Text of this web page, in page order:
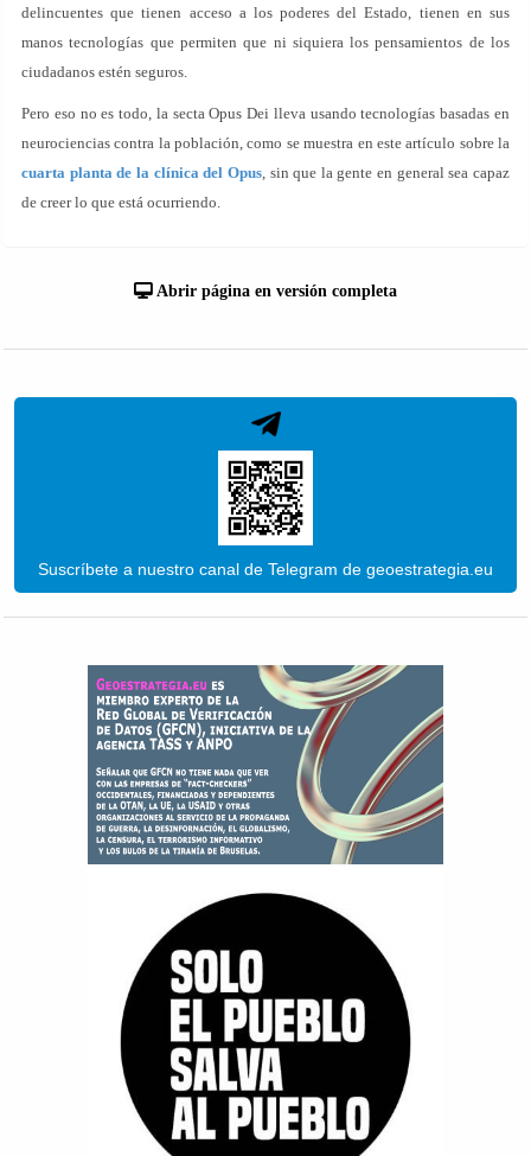
delincuentes que tienen acceso a los poderes del Estado, tienen en sus
manos tecnologías que permiten que ni siquiera los pensamientos de los
ciudadanos estén seguros.
Pero eso no es todo, la secta Opus Dei lleva usando tecnologías basadas en
neurociencias contra la población, como se muestra en este artículo sobre la
cuarta planta de la clínica del Opus, sin que la gente en general sea capaz
de creer lo que está ocurriendo.
Abrir página en versión completa
Suscríbete a nuestro canal de Telegram de geoestrategia.eu